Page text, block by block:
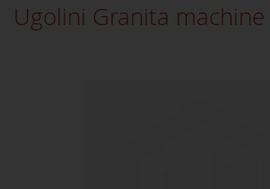
Ugolini Granita